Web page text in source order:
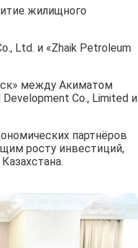
жилищного
Ltd. и «Zhaik Petroleum
между Акиматом
Co., Limited и
партнёров
росту инвестиций,